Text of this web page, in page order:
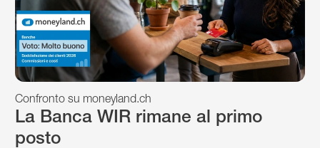
La Banca WIR rimane al primo
posto
Confronto su moneyland.ch